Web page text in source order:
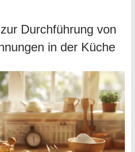
Durchführung von
in der Küche